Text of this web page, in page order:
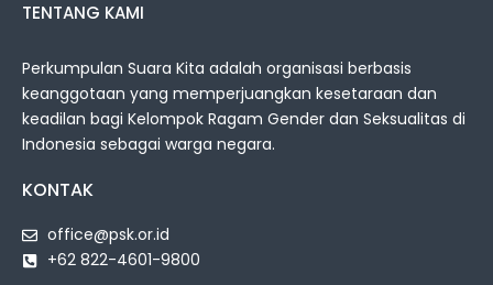
TENTANG KAMI
Perkumpulan Suara Kita adalah organisasi berbasis
keanggotaan yang memperjuangkan kesetaraan dan
keadilan bagi Kelompok Ragam Gender dan Seksualitas di
Indonesia sebagai warga negara.
KONTAK
office@psk.or.id
+62 822-4601-9800